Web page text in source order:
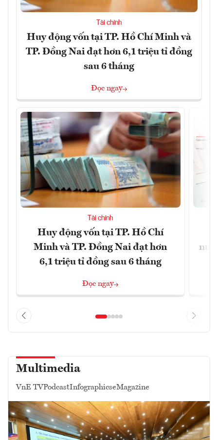
Tài chính
Huy động vốn tại TP. Hồ Chí Minh và
TP. Đồng Nai đạt hơn 6,1 triệu tỉ đồng
sau 6 tháng
Đọc ngay
Tài chính
Huy động vốn tại TP. Hồ Chí
Minh và TP. Đồng Nai đạt hơn
6,1 triệu tỉ đồng sau 6 tháng
Đọc ngay
Multimedia
VnE TVPodcastInfographicseMagazine